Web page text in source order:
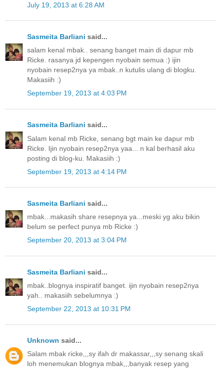
July 19, 2013 at 6:28 AM
Sasmeita Barliani said...
salam kenal mbak.. senang banget main di dapur mb
Ricke. rasanya jd kepengen nyobain semua :) ijin
nyobain resep2nya ya mbak..n kutulis ulang di blogku.
Makasiih :)
September 19, 2013 at 4:03 PM
Sasmeita Barliani said...
Salam kenal mb Ricke, senang bgt main ke dapur mb
Ricke. Ijin nyobain resep2nya yaa... n kal berhasil aku
posting di blog-ku. Makasiih :)
September 19, 2013 at 4:14 PM
Sasmeita Barliani said...
mbak...makasih share resepnya ya...meski yg aku bikin
belum se perfect punya mb Ricke :)
September 20, 2013 at 3:04 PM
Sasmeita Barliani said...
mbak..blognya inspiratif banget. ijin nyobain resep2nya
yah.. makasiih sebelumnya :)
September 22, 2013 at 10:31 PM
Unknown said...
Salam mbak ricke,,,sy ifah dr makassar,,,sy senang skali
loh menemukan blognya mbak,,,banyak resep yang